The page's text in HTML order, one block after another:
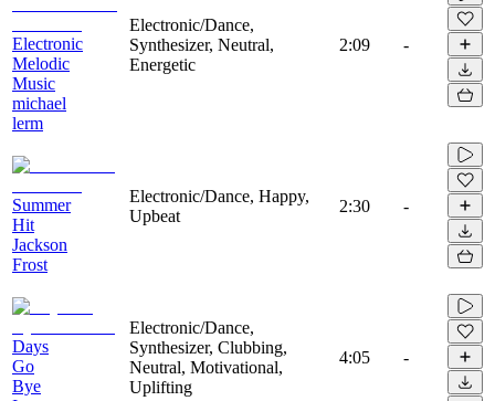
Electronic
Melodic
Music
michael
lerm
Electronic/Dance,
Synthesizer, Neutral,
Energetic
2:09 -
Summer
Hit
Jackson
Frost
Electronic/Dance, Happy,
Upbeat
2:30 -
Days
Go
Bye
Electronic/Dance,
Synthesizer, Clubbing,
Neutral, Motivational,
Uplifting
4:05 -